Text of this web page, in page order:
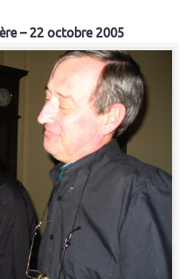
– 22 octobre 2005